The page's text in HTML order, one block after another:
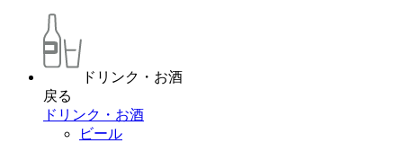
ドリンク・お酒
戻る
ドリンク・お酒
ビール